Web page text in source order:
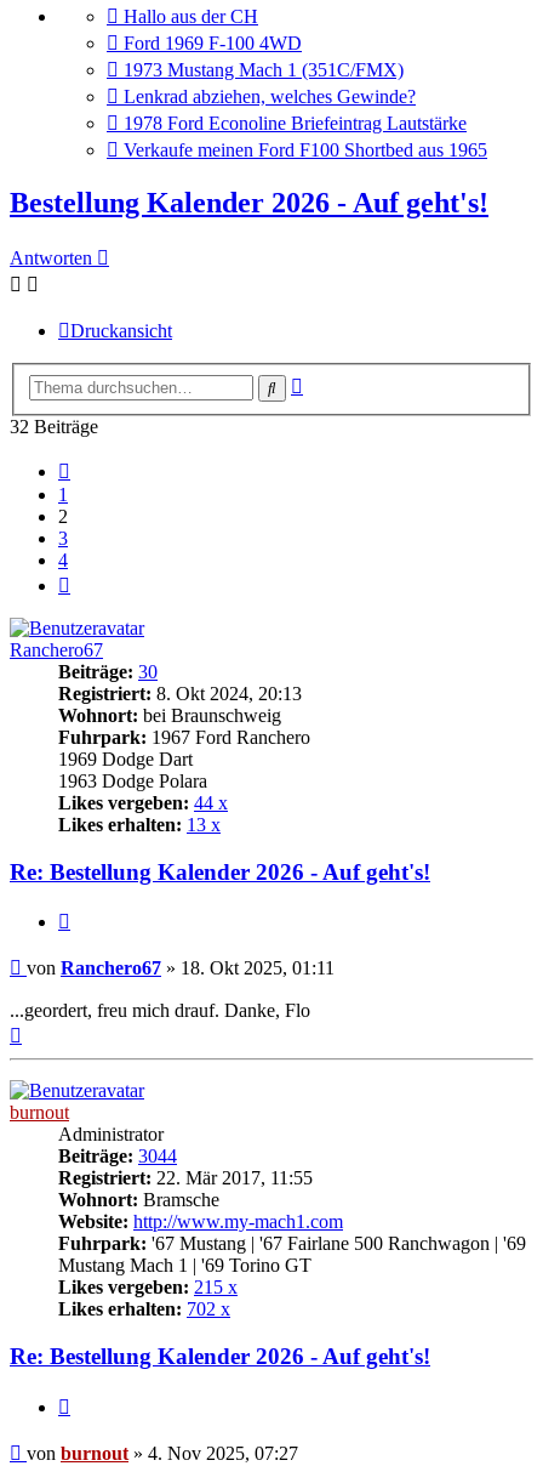
Gehe
zum
letzten
Beitrag
Hallo aus der CH
Gehe
zum
letzten
Beitrag
Ford 1969 F-100 4WD
Gehe
zum
letzten
Beitrag
1973 Mustang Mach 1 (351C/FMX)
Gehe
zum
letzten
Beitrag
Lenkrad abziehen, welches Gewinde?
Gehe
zum
letzten
1978 Ford Econoline Briefeintrag Lautstärke
Gehe
letzten
Beitrag
Verkaufe meinen Ford F100 Shortbed aus 1965
Bestellung Kalender 2026 - Auf geht's!
Antworten
Druckansicht
Suche
32 Beiträge
1
2
3
4
Ranchero67
Beiträge: 30
Registriert: 8. Okt 2024, 20:13
Wohnort: bei Braunschweig
Fuhrpark: 1967 Ford Ranchero
1969 Dodge Dart
1963 Dodge Polara
Likes vergeben: 44 x
Likes erhalten: 13 x
Re: Bestellung Kalender 2026 - Auf geht's!
Beitrag
von Ranchero67 » 18. Okt 2025, 01:11
...geordert, freu mich drauf. Danke, Flo
burnout
Administrator
Beiträge: 3044
Registriert: 22. Mär 2017, 11:55
Wohnort: Bramsche
Website: http://www.my-mach1.com
Fuhrpark: '67 Mustang | '67 Fairlane 500 Ranchwagon | '69
Mustang Mach 1 | '69 Torino GT
Likes vergeben: 215 x
Likes erhalten: 702 x
Re: Bestellung Kalender 2026 - Auf geht's!
Beitrag
von burnout » 4. Nov 2025, 07:27